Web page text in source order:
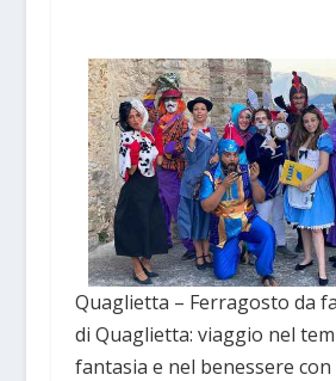
Quaglietta – Ferragosto da
di Quaglietta: viaggio nel
fantasia e nel benessere con